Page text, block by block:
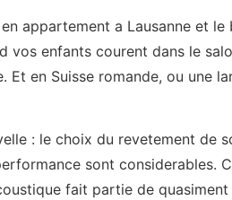
appartement a Lausanne et
vos enfants courent dans le
Et en Suisse romande, ou une
: le choix du revetement de
sont considerables.
fait partie de